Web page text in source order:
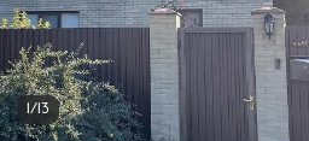
Услуги
1/13